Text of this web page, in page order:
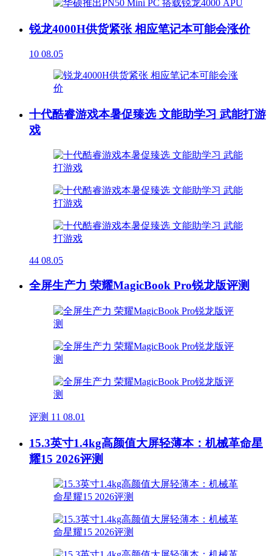
锐龙4000H供货紧张 相应笔记本可能会涨价
10 08.05
十代酷睿游戏本暑促臻选 文能助学习 武能打游
戏
44 08.05
全屏生产力 荣耀MagicBook Pro锐龙版评测
评测 11 08.01
15.3英寸1.4kg高颜值大屏轻薄本：机械革命星
耀15 2026评测